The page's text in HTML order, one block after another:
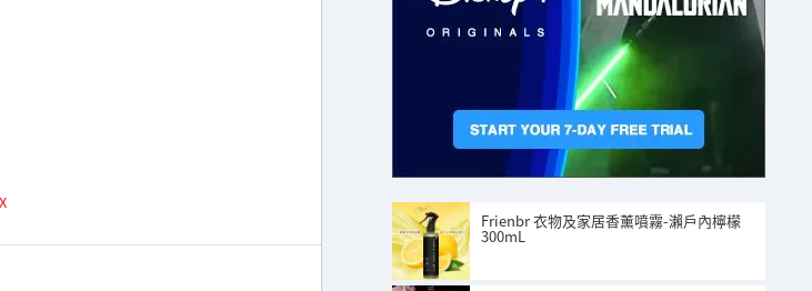
Frienbr 衣物及家居香薰噴霧-瀨戶內檸檬
300mL